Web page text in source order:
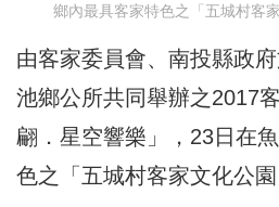
鄉內最具客家特色之「五城村客
由客家委員會、南投縣政
池鄉公所共同舉辦之2017
翩．星空響樂」，23日在
色之「五城村客家文化公園